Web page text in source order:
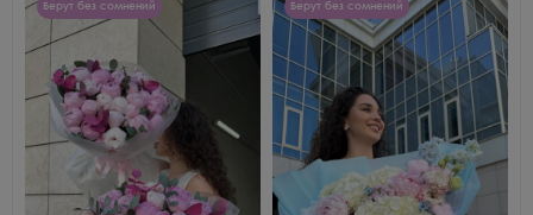
Берут без сомнений Берут без сомнений